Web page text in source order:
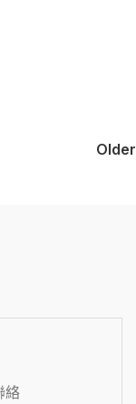
Older
絡